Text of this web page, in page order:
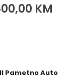
price
KM
Pametno Auto